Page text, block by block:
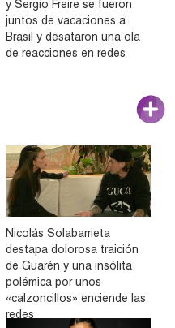
y Sergio Freire se fueron
juntos de vacaciones a
Brasil y desataron una ola
de reacciones en redes
Nicolás Solabarrieta
destapa dolorosa traición
de Guarén y una insólita
polémica por unos
«calzoncillos» enciende las
redes